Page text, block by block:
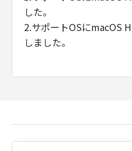
した。
2.サポートOSにmacOS
しました。